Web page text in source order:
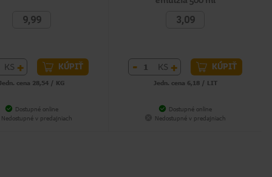
9,99
KS + KÚPIŤ
Jedn. cena 28,54 / KG
Dostupné online
Nedostupné v predajniach
3,09
- KS + KÚPIŤ
Jedn. cena 6,18 / LIT
Dostupné online
Nedostupné v predajniach